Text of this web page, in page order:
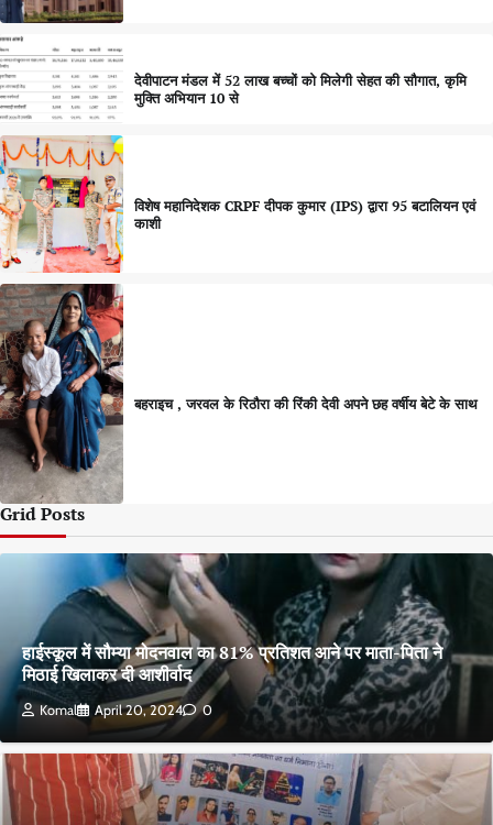
देवीपाटन मंडल में 52 लाख बच्चों को मिलेगी सेहत की सौगात, कृमि
मुक्ति अभियान 10 से
विशेष महानिदेशक CRPF दीपक कुमार (IPS) द्वारा 95 बटालियन एवं
काशी
बहराइच , जरवल के रिठौरा की रिंकी देवी अपने छह वर्षीय बेटे के साथ
Grid Posts
हाईस्कूल में सौम्या मोदनवाल का 81% प्रतिशत आने पर माता-पिता ने
मिठाई खिलाकर दी आशीर्वाद
Komal April 20, 2024 0